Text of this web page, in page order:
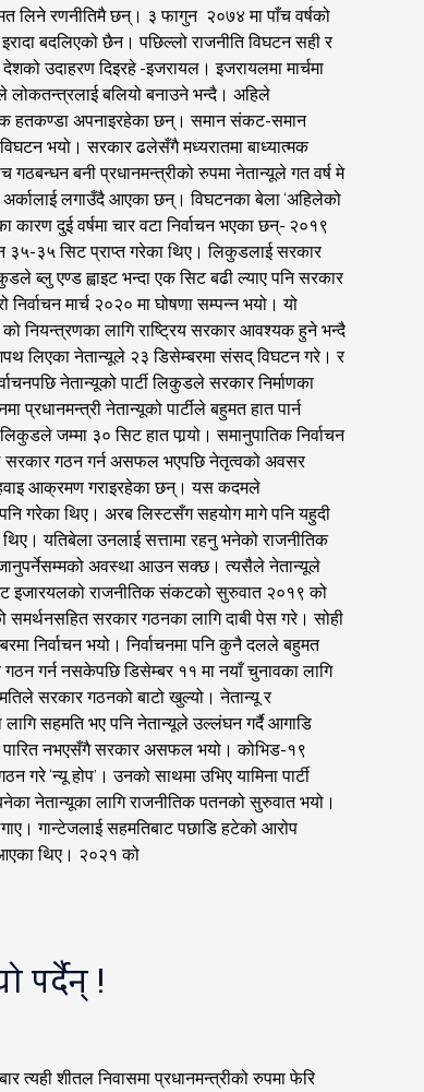
लिने रणनीतिमै छन्। ३ फागुन २०७४ मा पाँच वर्षको
बदलिएको छैन। पछिल्लो राजनीति विघटन सही र
उदाहरण दिइरहे -इजरायल। इजरायलमा मार्चमा
लोकतन्त्रलाई बलियो बनाउने भन्दै। अहिले
हतकण्डा अपनाइरहेका छन्। समान संकट-समान
भयो। सरकार ढलेसँगै मध्यरातमा बाध्यात्मक
गठबन्धन बनी प्रधानमन्त्रीको रुपमा नेतान्यूले गत वर्ष मे
लगाउँदै आएका छन्। विघटनका बेला ‘अहिलेको
दुई वर्षमा चार वटा निर्वाचन भएका छन्- २०१९
३५-३५ सिट प्राप्त गरेका थिए। लिकुडलाई सरकार
ब्लु एण्ड ह्वाइट भन्दा एक सिट बढी ल्याए पनि सरकार
मार्च २०२० मा घोषणा सम्पन्न भयो। यो
नियन्त्रणका लागि राष्ट्रिय सरकार आवश्यक हुने भन्दै
शपथ लिएका नेतान्यूले २३ डिसेम्बरमा संसद् विघटन गरे। र
नेतान्यूको पार्टी लिकुडले सरकार निर्माणका
प्रधानमन्त्री नेतान्यूको पार्टीले बहुमत हात पार्न
जम्मा ३० सिट हात पार्‍यो। समानुपातिक निर्वाचन
सरकार गठन गर्न असफल भएपछि नेतृत्वको अवसर
हवाइ आक्रमण गराइरहेका छन्। यस कदमले
गरेका थिए। अरब लिस्टसँग सहयोग मागे पनि यहुदी
यतिबेला उनलाई सत्तामा रहनु भनेको राजनीतिक
अवस्था आउन सक्छ। त्यसैले नेतान्यूले
इजारयलको राजनीतिक संकटको सुरुवात २०१९ को
सरकार गठनका लागि दाबी पेस गरे। सोही
निर्वाचन भयो। निर्वाचनमा पनि कुनै दलले बहुमत
गठन गर्न नसकेपछि डिसेम्बर ११ मा नयाँ चुनावका लागि
सरकार गठनको बाटो खुल्यो। नेतान्यू र
सहमति भए पनि नेतान्यूले उल्लंघन गर्दै आगाडि
पारित नभएसँगै सरकार असफल भयो। कोभिड-१९
‘न्यू होप’। उनको साथमा उभिए यामिना पार्टी
नेतान्यूका लागि राजनीतिक पतनको सुरुवात भयो।
गान्टेजलाई सहमतिबाट पछाडि हटेको आरोप
आएका थिए। २०२१ को
पर्दैन् !
त्यही शीतल निवासमा प्रधानमन्त्रीको रुपमा फेरि